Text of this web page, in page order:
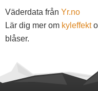
Väderdata från Yr.no
Lär dig mer om kyleffekt
blåser.